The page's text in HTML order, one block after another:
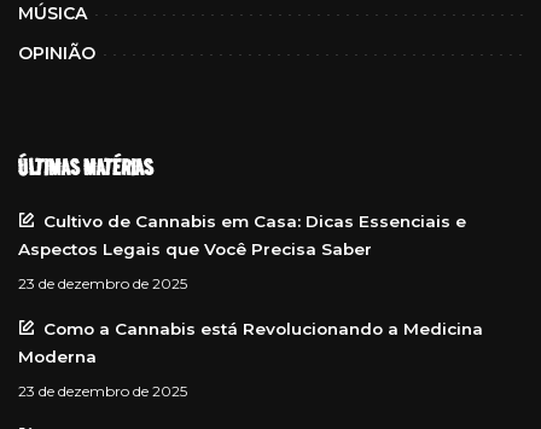
MÚSICA
OPINIÃO
ÚLTIMAS MATÉRIAS
Cultivo de Cannabis em Casa: Dicas Essenciais e
Aspectos Legais que Você Precisa Saber
23 de dezembro de 2025
Como a Cannabis está Revolucionando a Medicina
Moderna
23 de dezembro de 2025